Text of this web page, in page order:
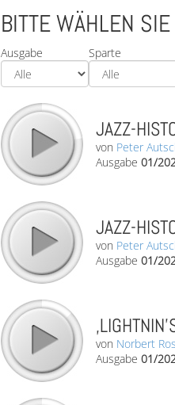
BITTE WÄHLEN
Ausgabe Sparte
JAZZ-
von Peter
Ausgabe 01/
JAZZ-
von Peter
Ausgabe 01/
von Norbert
Ausgabe 01/